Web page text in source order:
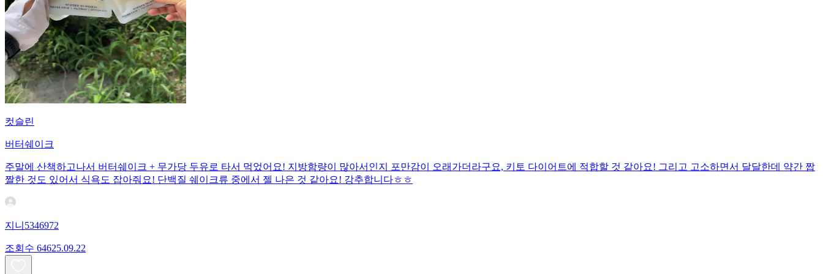
컷슬린
버터쉐이크
주말에 산책하고나서 버터쉐이크 + 무가당 두유로 타서 먹었어요! 지방함량이 많아서인지 포만감이 오래가더라구요, 키토 다이어트에 적합할 것 같아요! 그리고 고소하면서 달달한데 약간 짭
짤한 것도 있어서 식욕도 잡아줘요! 단백질 쉐이크류 중에서 젤 나은 것 같아요! 강추합니다ㅎㅎ
지니5346972
조회수 64625.09.22